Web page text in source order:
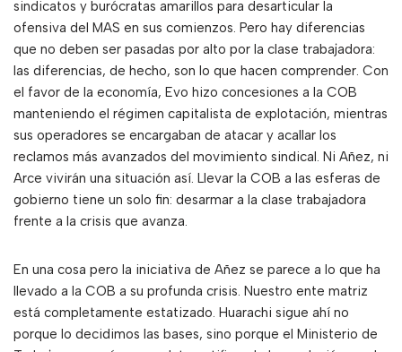
sindicatos y burócratas amarillos para desarticular la
ofensiva del MAS en sus comienzos. Pero hay diferencias
que no deben ser pasadas por alto por la clase trabajadora:
las diferencias, de hecho, son lo que hacen comprender. Con
el favor de la economía, Evo hizo concesiones a la COB
manteniendo el régimen capitalista de explotación, mientras
sus operadores se encargaban de atacar y acallar los
reclamos más avanzados del movimiento sindical. Ni Añez, ni
Arce vivirán una situación así. Llevar la COB a las esferas de
gobierno tiene un solo fin: desarmar a la clase trabajadora
frente a la crisis que avanza.
En una cosa pero la iniciativa de Añez se parece a lo que ha
llevado a la COB a su profunda crisis. Nuestro ente matriz
está completamente estatizado. Huarachi sigue ahí no
porque lo decidimos las bases, sino porque el Ministerio de